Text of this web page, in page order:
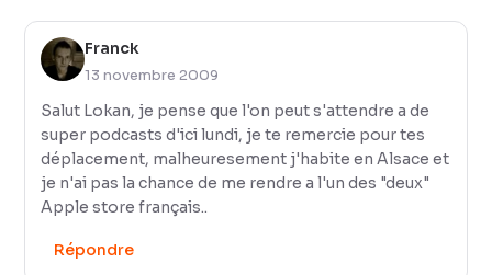
Franck
13 novembre 2009
Salut Lokan, je pense que l'on peut s'attendre a de
super podcasts d'ici lundi, je te remercie pour tes
déplacement, malheuresement j'habite en Alsace et
je n'ai pas la chance de me rendre a l'un des "deux"
Apple store français..
Répondre